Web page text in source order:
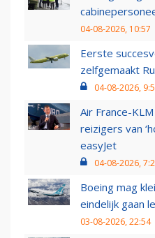
04-08-2026, 10:57
Eerste
zelfgemaakt
04-08-2026,
Air France-
reizigers van
easyJet
04-08-2026,
Boeing mag
eindelijk gaan
03-08-2026, 22:54